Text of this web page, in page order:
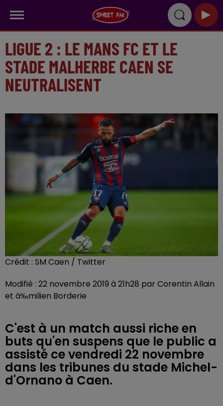
LIGUE 2 : LE MANS FC ET LE
STADE MALHERBE CAEN SE
NEUTRALISENT
Crédit : SM Caen / Twitter
Modifié : 22 novembre 2019 à 21h28 par Corentin Allain
et à‰milien Borderie
C'est à un match aussi riche en
buts qu'en suspens que le public a
assisté ce vendredi 22 novembre
dans les tribunes du stade Michel-
d'Ornano à Caen.